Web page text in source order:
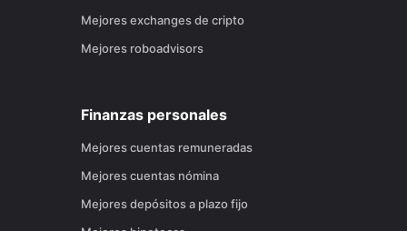
Mejores exchanges de cripto
Mejores roboadvisors
Finanzas personales
Mejores cuentas remuneradas
Mejores cuentas nómina
Mejores depósitos a plazo fijo